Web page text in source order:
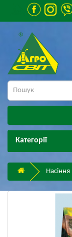
Категорії
Насіння